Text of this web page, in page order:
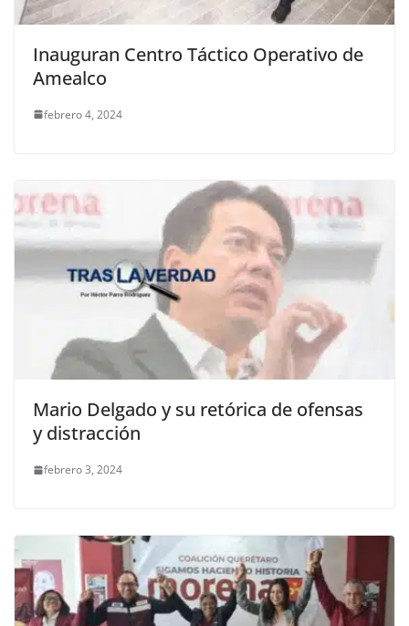
Inauguran Centro Táctico Operativo de
Amealco
febrero 4, 2024
Mario Delgado y su retórica de ofensas
y distracción
febrero 3, 2024